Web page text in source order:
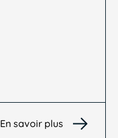
En savoir plus